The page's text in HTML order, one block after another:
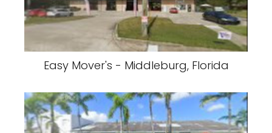
Easy Mover's - Middleburg, Florida